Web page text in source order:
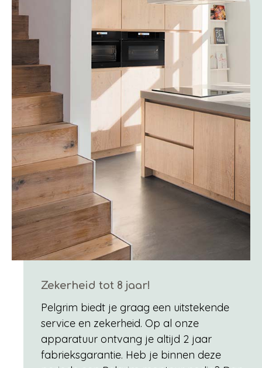
Zekerheid tot 8 jaar!
Pelgrim biedt je graag een uitstekende
service en zekerheid. Op al onze
apparatuur ontvang je altijd 2 jaar
fabrieksgarantie. Heb je binnen deze